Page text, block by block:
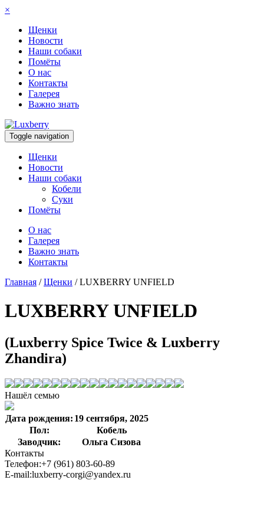
×
Щенки
Новости
Наши собаки
Помёты
О нас
Контакты
Галерея
Важно знать
Toggle navigation
Щенки
Новости
Наши собаки
Кобели
Суки
Помёты
О нас
Галерея
Важно знать
Контакты
Главная /Щенки /LUXBERRY UNFIELD
LUXBERRY UNFIELD
(Luxberry Spice Twice & Luxberry
Zhandira)
Нашёл семью
Дата рождения: 19 сентября, 2025
Пол:
Кобель
Заводчик:
Ольга Сизова
Контакты
Телефон:+7 (961) 803-60-89
E-mail:luxberry-corgi@yandex.ru